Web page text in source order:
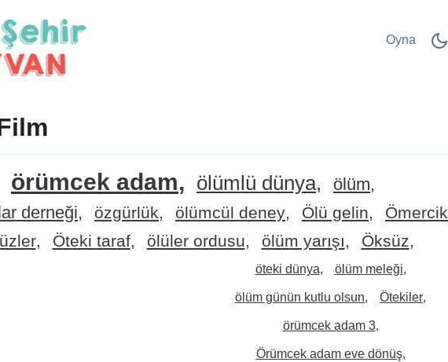
Oyna
örümcek adam ölümlü dünya
ölüm
derneği
özgürlük ölümcül deney Ölü gelin
Ömercik
Öteki taraf ölüler ordusu ölüm yarışı Öksüz
öteki dünya ölüm meleği
ölüm günün kutlu olsun Ötekiler
örümcek adam 3
Örümcek adam eve dönüş